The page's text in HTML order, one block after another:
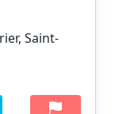
Saint-